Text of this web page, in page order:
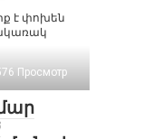
է փոխեն
Просмотр